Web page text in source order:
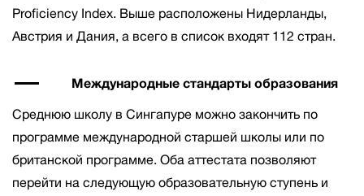
Proficiency Index. Выше расположены Нидерланды,
Австрия и Дания, а всего в список входят 112 стран.
Международные стандарты образования
Среднюю школу в Сингапуре можно закончить по
программе международной старшей школы или по
британской программе. Оба аттестата позволяют
перейти на следующую образовательную ступень и